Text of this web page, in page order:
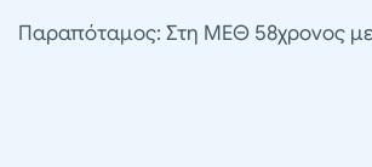
Παραπόταμος: Στη ΜΕΘ 58χρονος